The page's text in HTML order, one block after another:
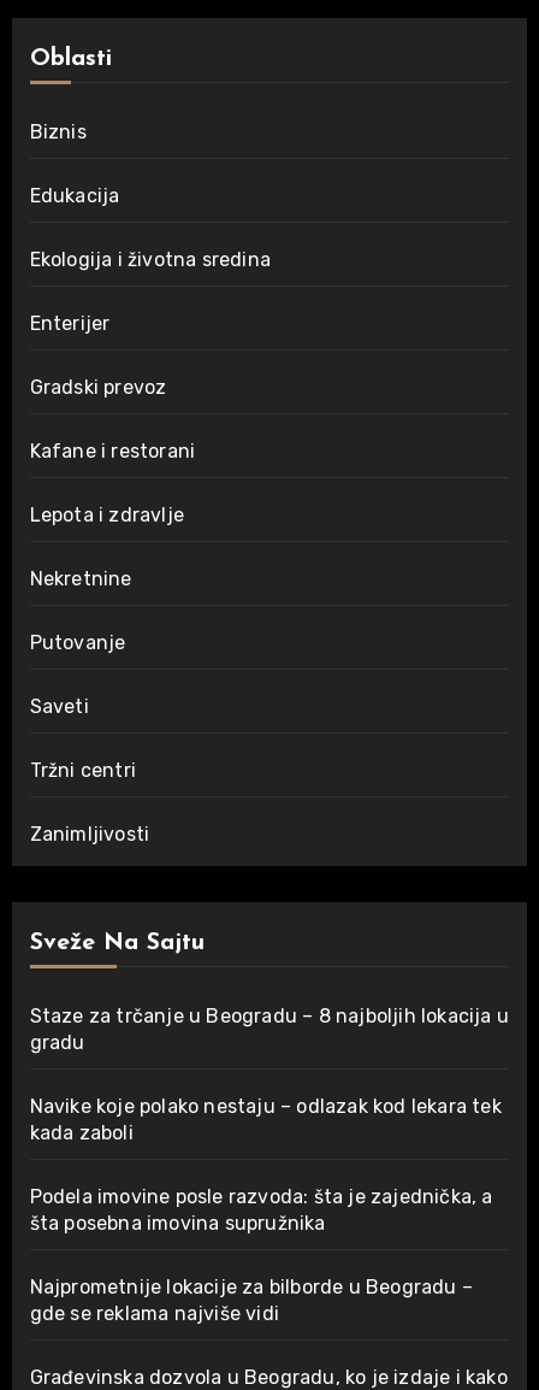
Oblasti
Biznis
Edukacija
Ekologija i životna sredina
Enterijer
Gradski prevoz
Kafane i restorani
Lepota i zdravlje
Nekretnine
Putovanje
Saveti
Tržni centri
Zanimljivosti
Sveže Na Sajtu
Staze za trčanje u Beogradu – 8 najboljih lokacija u
gradu
Navike koje polako nestaju – odlazak kod lekara tek
kada zaboli
Podela imovine posle razvoda: šta je zajednička, a
šta posebna imovina supružnika
Najprometnije lokacije za bilborde u Beogradu –
gde se reklama najviše vidi
Građevinska dozvola u Beogradu, ko je izdaje i kako